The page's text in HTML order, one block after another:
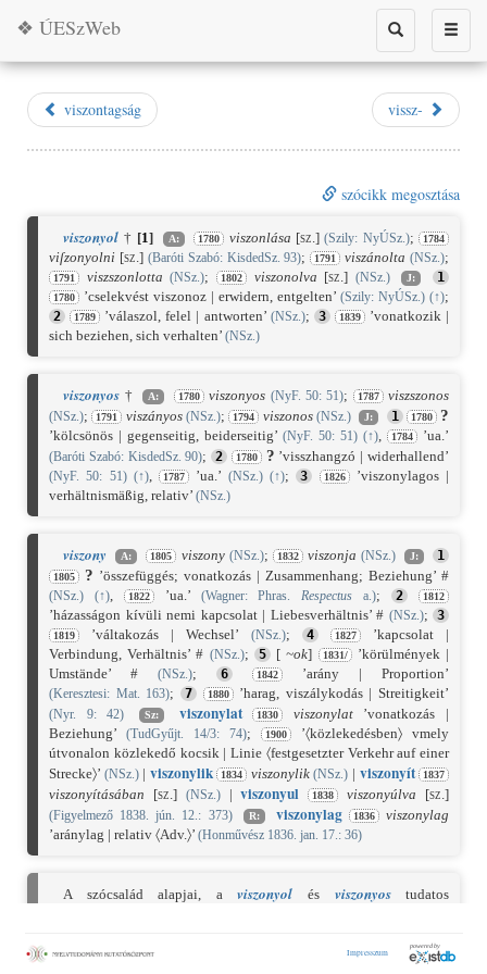
Toggle
Toggle
search
❖ ÚESzWeb
viszontagság vissz-
szócikk megosztása
viszonyol † [1] A: 1780 viszonlása [sz.] (Szily: NyÚSz.); 1784
viſzonyolni [sz.] (Baróti Szabó: KisdedSz. 93); 1791 viszánolta (NSz.);
1791 viszszonlotta (NSz.); 1802 viszonolva [sz.] (NSz.) J: 1
1780 ’cselekvést viszonoz | erwidern, entgelten’ (Szily: NyÚSz.) (↑);
2 1789 ’válaszol, felel | antworten’ (NSz.); 3 1839 ’vonatkozik |
sich beziehen, sich verhalten’ (NSz.)
viszonyos † A: 1780 viszonyos (NyF. 50: 51); 1787 viszszonos
(NSz.); 1791 viszányos (NSz.); 1794 viszonos (NSz.) J: 1 1780 ?
’kölcsönös | gegenseitig, beiderseitig’ (NyF. 50: 51) (↑), 1784 ’ua.’
(Baróti Szabó: KisdedSz. 90); 2 1780 ? ’visszhangzó | widerhallend’
(NyF. 50: 51) (↑), 1787 ’ua.’ (NSz.) (↑); 3 1826 ’viszonylagos |
verhältnismäßig, relativ’ (NSz.)
viszony A: 1805 viszony (NSz.); 1832 viszonja (NSz.) J: 1
1805 ? ’összefüggés; vonatkozás | Zusammenhang; Beziehung’ #
(NSz.) (↑), 1822 ’ua.’ (Wagner: Phras.Respectus a.); 2 1812
’házasságon kívüli nemi kapcsolat | Liebesverhältnis’ # (NSz.); 3
1819 ’váltakozás | Wechsel’ (NSz.); 4 1827 ’kapcsolat |
Verbindung, Verhältnis’ # (NSz.); 5 [ ~ok] 1831/ ’körülmények |
Umstände’ # (NSz.); 6 1842 ’arány | Proportion’
(Keresztesi: Mat. 163); 7 1880 ’harag, viszálykodás | Streitigkeit’
(Nyr. 9: 42) Sz: viszonylat 1830 viszonylat’vonatkozás |
Beziehung’ (TudGyűjt. 14/3: 74); 1900
’〈közlekedésben〉 vmely
útvonalon közlekedő kocsik | Linie 〈festgesetzter Verkehr auf einer
Strecke〉’ (NSz.)| viszonylik 1834 viszonylik (NSz.) | viszonyít 1837
viszonyításában [sz.] (NSz.)|viszonyul 1838 viszonyúlva [sz.]
(Figyelmező 1838. jún. 12.: 373) R: viszonylag 1836
viszonylag
’aránylag | relativ 〈Adv.〉’ (Honművész 1836. jan. 17.: 36)
A szócsalád alapjai, aviszonyol és viszonyostudatos
melléknévképzővel; vö.
kevesell(→kevés), ill.